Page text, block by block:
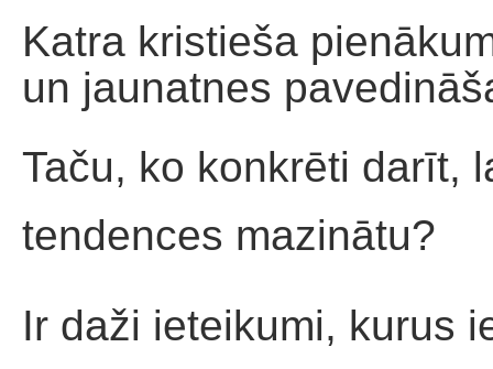
Katra kristieša
un jaunatnes
Taču, ko konkrēti darīt,
tendences mazinātu?
Ir daži ieteikumi, kurus